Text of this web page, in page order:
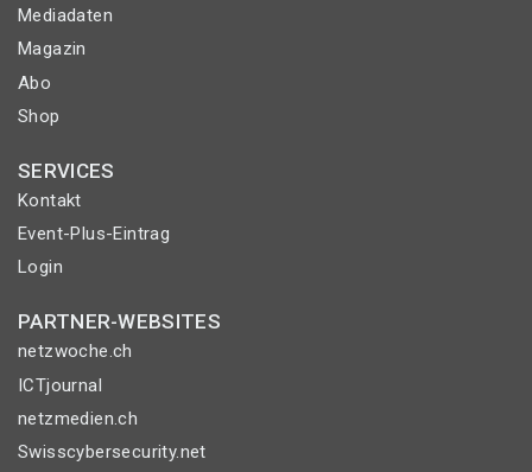
Mediadaten
Magazin
Abo
Shop
SERVICES
Kontakt
Event-Plus-Eintrag
Login
PARTNER-WEBSITES
netzwoche.ch
ICTjournal
netzmedien.ch
Swisscybersecurity.net